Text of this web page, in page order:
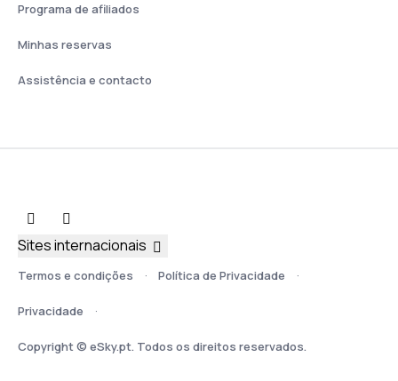
Programa de afiliados
Minhas reservas
Assistência e contacto
Termos e condições Política de Privacidade
Privacidade
Copyright © eSky.pt. Todos os direitos reservados.
Sites internacionais